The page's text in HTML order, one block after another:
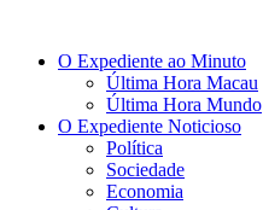
O Expediente ao Minuto
Última Hora Macau
Última Hora Mundo
O Expediente Noticioso
Política
Sociedade
Economia